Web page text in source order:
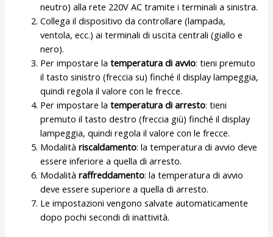
neutro) alla rete 220V AC tramite i terminali a sinistra.
Collega il dispositivo da controllare (lampada,
ventola, ecc.) ai terminali di uscita centrali (giallo e
nero).
Per impostare latemperatura di avvio: tieni premuto
il tasto sinistro (freccia su) finché il display lampeggia,
quindi regola il valore con le frecce.
Per impostare latemperatura di arresto: tieni
premuto il tasto destro (freccia giù) finché il display
lampeggia, quindi regola il valore con le frecce.
Modalitàriscaldamento: la temperatura di avvio deve
essere inferiore a quella di arresto.
Modalitàraffreddamento: la temperatura di avvio
deve essere superiore a quella di arresto.
Le impostazioni vengono salvate automaticamente
dopo pochi secondi di inattività.